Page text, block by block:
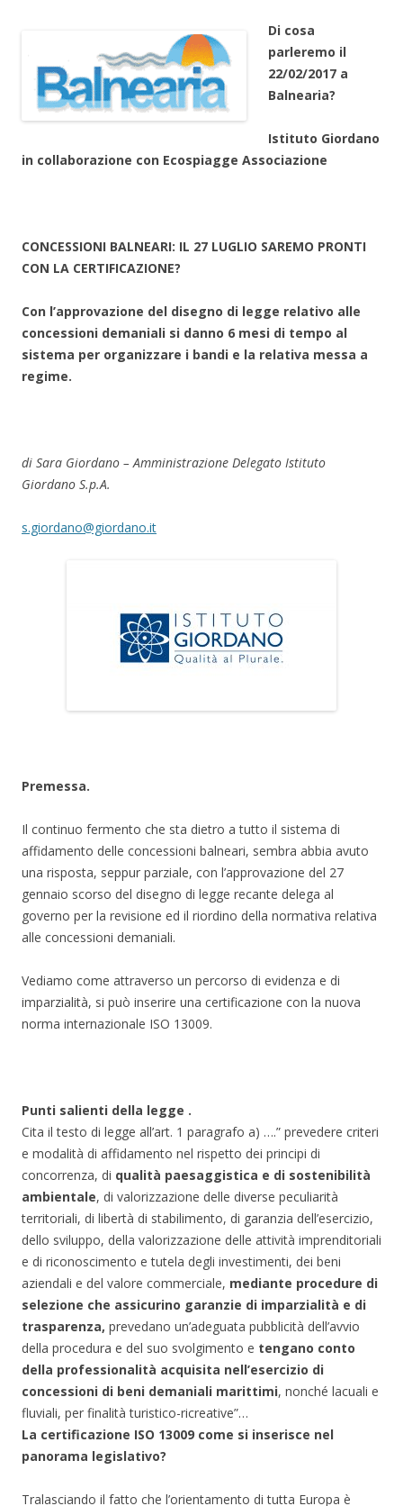
Di cosa
parleremo il
22/02/2017 a
Balnearia?
Istituto Giordano
in collaborazione con Ecospiagge Associazione
CONCESSIONI BALNEARI: IL 27 LUGLIO SAREMO PRONTI
CON LA CERTIFICAZIONE?
Con l’approvazione del disegno di legge relativo alle
concessioni demaniali si danno 6 mesi di tempo al
sistema per organizzare i bandi e la relativa messa a
regime.
di Sara Giordano – Amministrazione Delegato Istituto
Giordano S.p.A.
s.giordano@giordano.it
Premessa.
Il continuo fermento che sta dietro a tutto il sistema di
affidamento delle concessioni balneari, sembra abbia avuto
una risposta, seppur parziale, con l’approvazione del 27
gennaio scorso del disegno di legge recante delega al
governo per la revisione ed il riordino della normativa relativa
alle concessioni demaniali.
Vediamo come attraverso un percorso di evidenza e di
imparzialità, si può inserire una certificazione con la nuova
norma internazionale ISO 13009.
Punti salienti della legge .
Cita il testo di legge all’art. 1 paragrafo a) ….” prevedere criteri
e modalità di affidamento nel rispetto dei principi di
concorrenza, di qualità paesaggistica e di sostenibilità
ambientale, di valorizzazione delle diverse peculiarità
territoriali, di libertà di stabilimento, di garanzia dell’esercizio,
dello sviluppo, della valorizzazione delle attività imprenditoriali
e di riconoscimento e tutela degli investimenti, dei beni
aziendali e del valore commerciale, mediante procedure di
selezione che assicurino garanzie di imparzialità e di
trasparenza, prevedano un’adeguata pubblicità dell’avvio
della procedura e del suo svolgimento e tengano conto
della professionalità acquisita nell’esercizio di
concessioni di beni demaniali marittimi, nonché lacuali e
fluviali, per finalità turistico-ricreative”…
La certificazione ISO 13009 come si inserisce nel
panorama legislativo?
Tralasciando il fatto che l’orientamento di tutta Europa è